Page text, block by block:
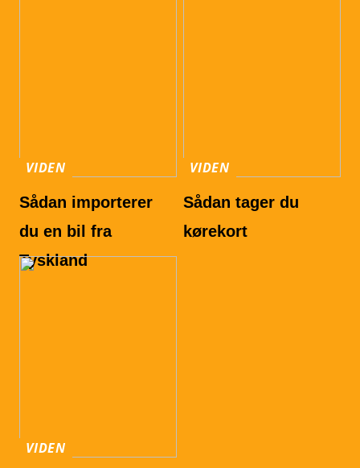
VIDEN
Sådan importerer
du en bil fra
Tyskland
VIDEN
Sådan tager du
kørekort
VIDEN